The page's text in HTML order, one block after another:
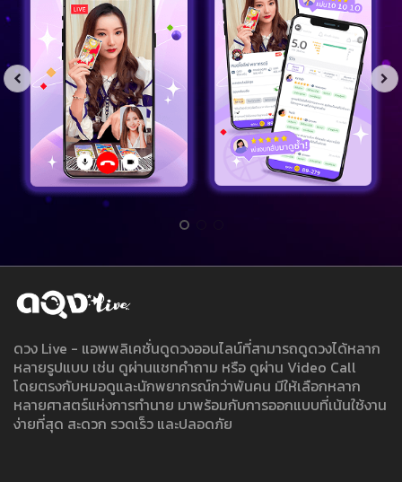
ดวง Live - แอพพลิเคชั่นดูดวงออนไลน์ที่สามารถดูดวงได้หลาก
หลายรูปแบบ เช่น ดูผ่านแชทคำถาม หรือ ดูผ่าน Video Call
โดยตรงกับหมอดูและนักพยากรณ์กว่าพันคน มีให้เลือกหลาก
หลายศาสตร์แห่งการทำนาย มาพร้อมกับการออกแบบที่เน้นใช้งาน
ง่ายที่สุด สะดวก รวดเร็ว และปลอดภัย